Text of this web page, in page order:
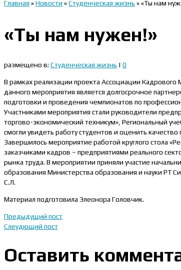
Главная »Новости »Студенческая жизнь »«Ты нам
«Ты нам нужен!»
размещено в: Студенческая жизнь | 0
В рамках реализации проекта Ассоциации
данного мероприятия является долгосрочное
подготовки и проведения чемпионатов по
Участниками мероприятия стали руководители
торгово-экономический техникум», Региональный
смогли увидеть работу студентов и оценить
Завершилось мероприятие работой круглого стола
заказчиками кадров – предприятиями реального
рынка труда. В мероприятии приняли участие
образования Министерства образования и науки РТ
С.Л.
Материал подготовила Элеонора Головчик.
Предыдущий пост
Слеудющий пост
Оставить